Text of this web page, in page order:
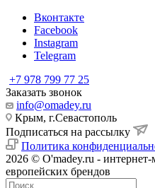
Вконтакте
Facebook
Instagram
Telegram
+7 978 799 77 25
Заказать звонок
info@omadey.ru
Крым, г.Севастополь
Подписаться на рассылку
Политика
2026 © O'madey.ru - интернет-
европейских брендов